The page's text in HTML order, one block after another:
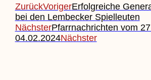
ZurückVorigerErfolgreiche
bei den Lembecker Spielleuten
NächsterPfarrnachrichten vom
04.02.2024Nächster